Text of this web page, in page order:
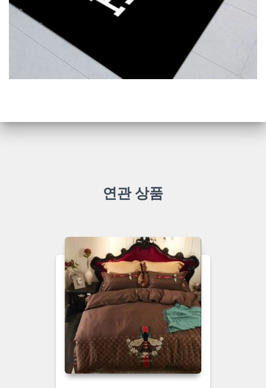
연관 상품